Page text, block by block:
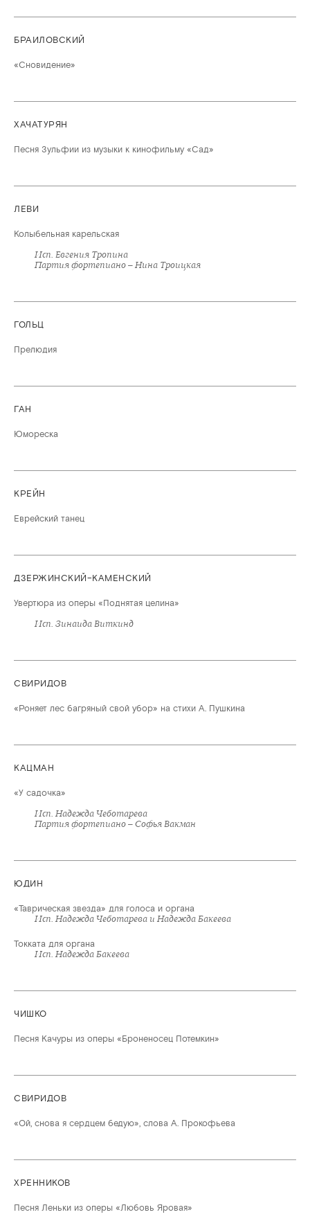
БРАИЛОВСКИЙ
«Сновидение»
ХАЧАТУРЯН
Песня Зульфии из музыки к кинофильму «Сад»
ЛЕВИ
Колыбельная карельская
Исп. Евгения Тропина
Партия фортепиано – Нина Троицкая
ГОЛЬЦ
Прелюдия
ГАН
Юмореска
КРЕЙН
Еврейский танец
ДЗЕРЖИНСКИЙ–КАМЕНСКИЙ
Увертюра из оперы «Поднятая целина»
Исп. Зинаида Виткинд
СВИРИДОВ
«Роняет лес багряный свой убор» на стихи А. Пушкина
КАЦМАН
«У садочка»
Исп. Надежда Чеботарева
Партия фортепиано – Софья Вакман
ЮДИН
«Таврическая звезда» для голоса и органа
Исп. Надежда Чеботарева и Надежда Бакеева
Токката для органа
Исп. Надежда Бакеева
ЧИШКО
Песня Качуры из оперы «Броненосец Потемкин»
СВИРИДОВ
«Ой, снова я сердцем бедую», слова А. Прокофьева
ХРЕННИКОВ
Песня Леньки из оперы «Любовь Яровая»